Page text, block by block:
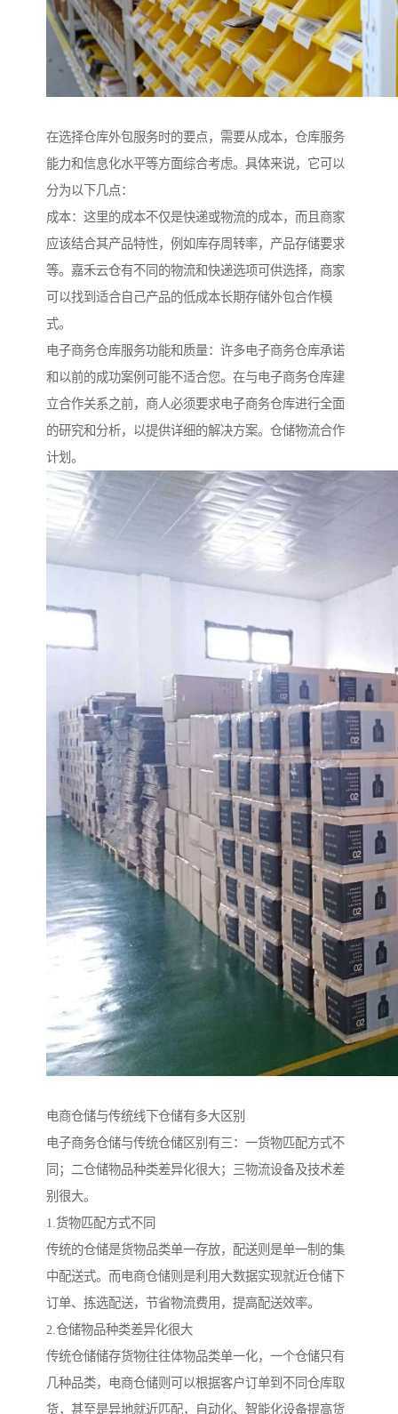
在选择仓库外包服务时的要点，需要从成本，仓库服务
能力和信息化水平等方面综合考虑。具体来说，它可以
分为以下几点：
成本：这里的成本不仅是快递或物流的成本，而且商家
应该结合其产品特性，例如库存周转率，产品存储要求
等。嘉禾云仓有不同的物流和快递选项可供选择，商家
可以找到适合自己产品的低成本长期存储外包合作模
式。
电子商务仓库服务功能和质量：许多电子商务仓库承诺
和以前的成功案例可能不适合您。在与电子商务仓库建
立合作关系之前，商人必须要求电子商务仓库进行全面
的研究和分析，以提供详细的解决方案。仓储物流合作
计划。
电商仓储与传统线下仓储有多大区别
电子商务仓储与传统仓储区别有三：一货物匹配方式不
同；二仓储物品种类差异化很大；三物流设备及技术差
别很大。
1.货物匹配方式不同
传统的仓储是货物品类单一存放，配送则是单一制的集
中配送式。而电商仓储则是利用大数据实现就近仓储下
订单、拣选配送，节省物流费用，提高配送效率。
2.仓储物品种类差异化很大
传统仓储储存货物往往体物品类单一化，一个仓储只有
几种品类，电商仓储则可以根据客户订单到不同仓库取
货，甚至是异地就近匹配，自动化、智能化设备提高货